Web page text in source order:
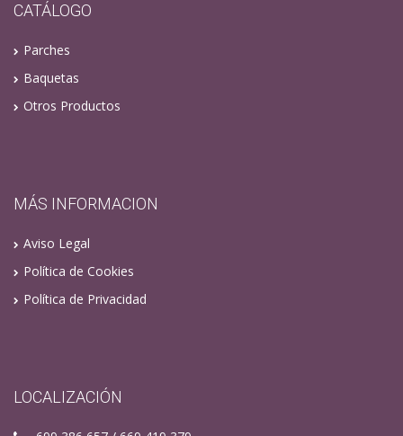
CATÁLOGO
Parches
Baquetas
Otros Productos
MÁS INFORMACION
Aviso Legal
Política de Cookies
Política de Privacidad
LOCALIZACIÓN